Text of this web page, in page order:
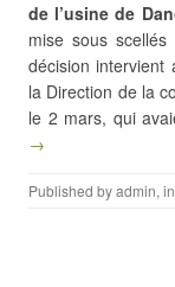
de l’usine de
mise sous
décision intervient
la Direction de la
le 2 mars, qui
→
Published byadmin, in